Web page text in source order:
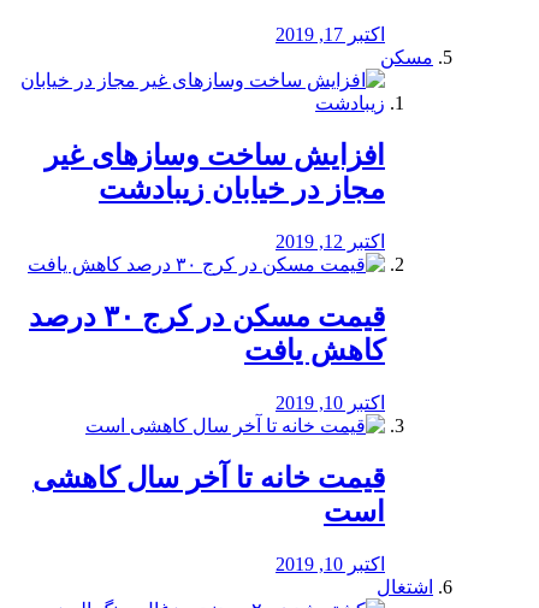
اکتبر 17, 2019
مسکن
افزایش ساخت وسازهای غیر
مجاز در خیابان زیبادشت
اکتبر 12, 2019
️قیمت مسکن در کرج ۳۰ درصد
کاهش یافت
اکتبر 10, 2019
قیمت خانه تا آخر سال کاهشی
است
اکتبر 10, 2019
اشتغال